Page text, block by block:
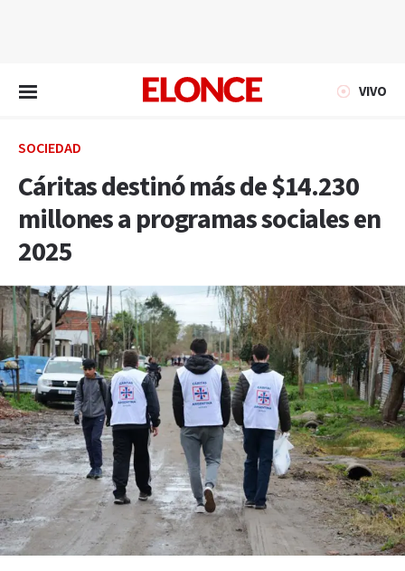
VIVO
SOCIEDAD
Cáritas destinó más de $14.230
millones a programas sociales en
2025